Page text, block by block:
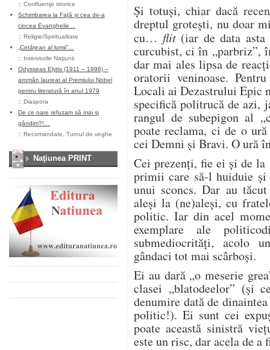
:: Confluenţe istorice
Schimbarea la Față și cea de-a
cincea Evanghelie…
:: Religie/Spiritualitate
„Cetățean al lumii”…
:: Interviurile Naţiunii
Odysseas Elytis (1911 – 1996) –
aromân laureat al Premiului Nobel
pentru literatură în anul 1979
:: Diaspora
De ce oare refuzam să mai și
gândim?!…
:: Recomandate Turnul de veghe
Naţiunea PRINT
Și totuși, chiar dacă
dreptul grotești, nu doar
cu… flit(iar de data asta
curcubist, ci în „parbriz”,
dar mai ales lipsa de
oratorii veninoase.
Locali ai Dezastrului Epic
specifică politrucă de azi,
rangul de subepigon al
poate reclama, ci de o
cei Demni și Bravi. O ură
Cei prezenți, fie ei și de
primii care să-l huiduie
unui sconcs. Dar au
aleși la (ne)aleși, cu
politic. Iar din acel
exemplare ale
submediocrități, acolo
gândaci tot mai scârboși.
Ei au dară „o meserie
clasei „blatodeelor” (și
denumire dată de
politic!). Ei sunt cei
poate această sinistră
este un risc, dar acela de